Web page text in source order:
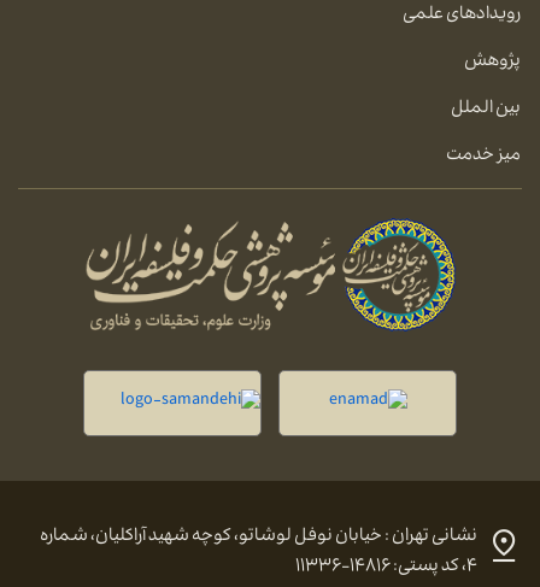
رویدادهای علمی
پژوهش
بین الملل
میز خدمت
نشانی تهران : خیابان نوفل لوشاتو، کوچه شهید آراکلیان، شماره
۴، کد پستی: ۱۴۸۱۶-۱۱۳۳۶